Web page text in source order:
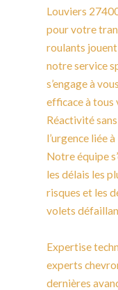
Louviers
pour votre
roulants
notre service
s’engage à
efficace à tous
Réactivité
l’urgence liée
Notre équipe
les délais les
risques et les
volets
Expertise
experts
dernières